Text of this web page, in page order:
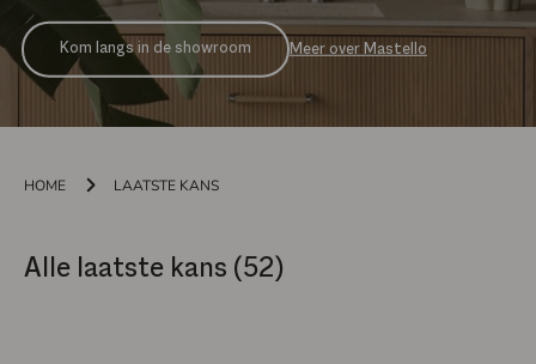
Kom langs in de showroom Meer over Mastello
HOME LAATSTE KANS
Alle laatste kans (52)